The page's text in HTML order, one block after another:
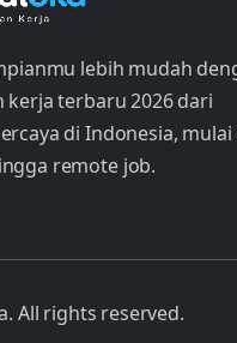
lebih mudah
terbaru 2026 dari
di Indonesia, mulai
remote job.
All rights reserved.